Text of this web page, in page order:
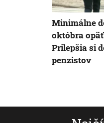
Minimálne
októbra
Prilepšia si
penzistov